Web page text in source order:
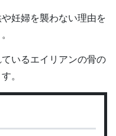
妊婦を襲わない理由を
いるエイリアンの骨の
。